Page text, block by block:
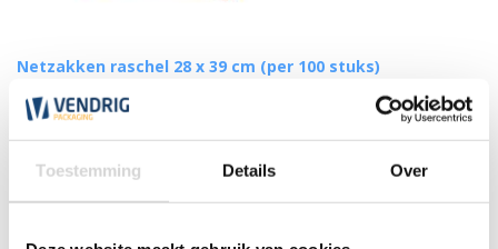
Toestemming Details Over
Netzakken raschel 28 x 39 cm (per 100 stuks)
vanaf